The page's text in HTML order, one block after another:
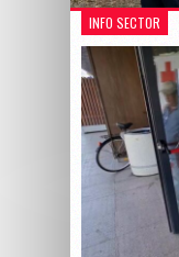
INFO SECTOR